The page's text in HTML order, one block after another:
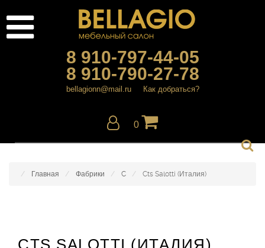
8 910-797-44-05
8 910-790-27-78
bellagionn@mail.ru Как добраться?
0
Главная Фабрики C Cts Salotti (Италия)
CTS SALOTTI (ИТАЛИЯ)